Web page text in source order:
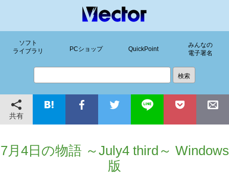
ソフト
ライブラリ
PCショップ QuickPoint
みんなの
電子署名
共有
7月4日の物語 ～July4 third～ Windows
版